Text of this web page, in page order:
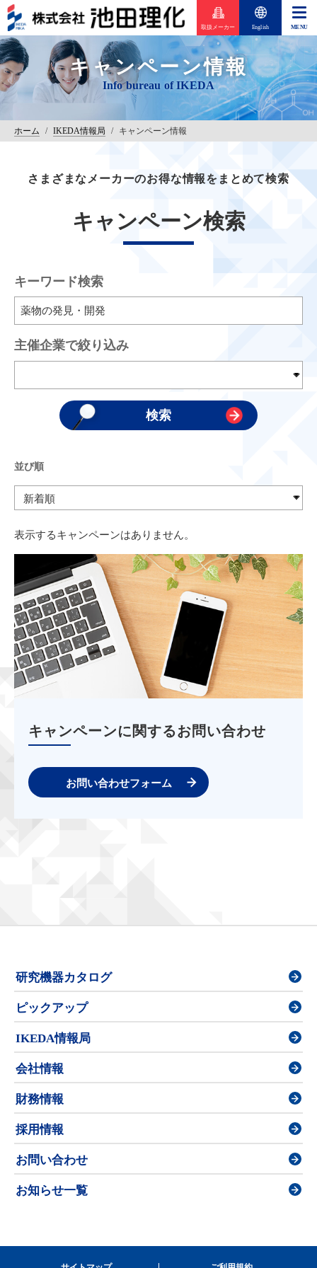
取扱メーカー English
キャンペーン情報
ホーム / IKEDA情報局 / キャンペーン情報
さまざまなメーカーのお得な情報をまとめて検索
キャンペーン検索
キーワード検索
主催企業で絞り込み
並び順
表示するキャンペーンはありません。
キャンペーンに関するお問い合わせ
お問い合わせフォーム
研究機器カタログ
ピックアップ
IKEDA情報局
会社情報
財務情報
採用情報
お問い合わせ
お知らせ一覧